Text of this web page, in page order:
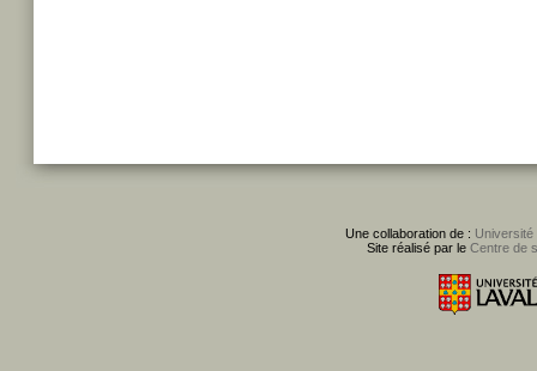
Une collaboration de : Université
Site réalisé par le Centre de